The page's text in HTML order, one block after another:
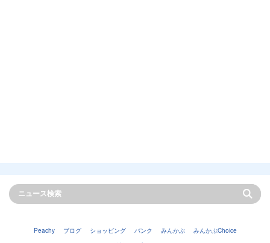
Peachy ブログ ショッピング バンク みんかぶ
みんかぶChoice